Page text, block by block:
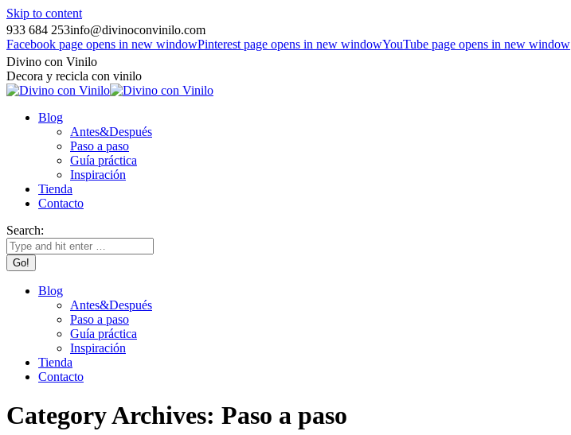
Skip to content
933 684 253info@divinoconvinilo.com
Facebook page opens in new windowPinterest page opens in new windowYouTube page opens in new window
Divino con Vinilo
Decora y recicla con vinilo
Blog
Antes&Después
Paso a paso
Guía práctica
Inspiración
Tienda
Contacto
Search:
Blog
Antes&Después
Paso a paso
Guía práctica
Inspiración
Tienda
Contacto
Category Archives: Paso a paso